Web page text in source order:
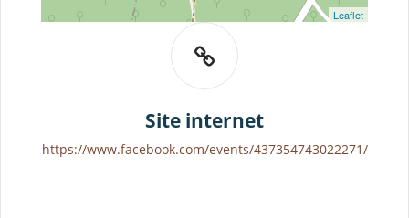
Leaflet
Site internet
https://www.facebook.com/events/437354743022271/